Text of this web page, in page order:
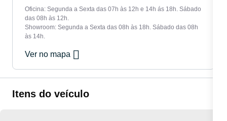
Oficina: Segunda a Sexta das 07h às 12h e 14h ás 18h. Sábado
das 08h às 12h.
Showroom: Segunda a Sexta das 08h às 18h. Sábado das 08h
às 14h.
Ver no mapa
Itens do veículo